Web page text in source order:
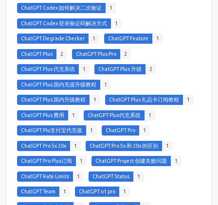
ChatGPT Codex 如何解决二次验证 1
ChatGPT Codex 登录验证码解决方式 1
ChatGPT Degrade Checker 1 ChatGPT Feature 1
ChatGPT Plus 2 ChatGPT Plus Pro 2
ChatGPT Plus 代充系统 1 ChatGPT Plus 升级 2
ChatGPT Plus 国内充值升级教程 1
ChatGPT Plus 国内升级教程 1 ChatGPT Plus 礼品卡订阅教程 1
ChatGPT Plus 费用 1 ChatGPT Plus代充系统 1
ChatGPT Plu支付宝代充值 1 ChatGPT Pro 1
ChatGPT Pro 5x 20x 1 ChatGPT Pro 5x 和 20x 的区别 1
ChatGPT Pro Plus订阅 1 ChatGPT Project 创建失败问题 1
ChatGPT Rate Limits 1 ChatGPT Status 1
ChatGPT Team 1 ChatGPT o1 pro 1